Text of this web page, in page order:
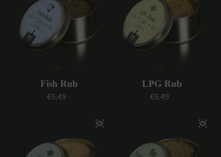
Fish Rub
Prezzo regolare
€6,49
LPG Rub
Prezzo regolare
€6,49